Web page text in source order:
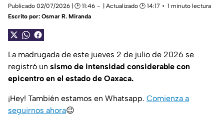
Publicado 02/07/2026 | 🕑 11:46 | Actualizado 🕑 14:17
1 minuto lectura
Escrito por: Osmar R. Miranda
La madrugada de este jueves 2 de julio de 2026 se
registró un sismo de intensidad considerable con
epicentro en el estado de Oaxaca.
¡Hey! También estamos en Whatsapp. Comienza a
seguirnos ahora😉